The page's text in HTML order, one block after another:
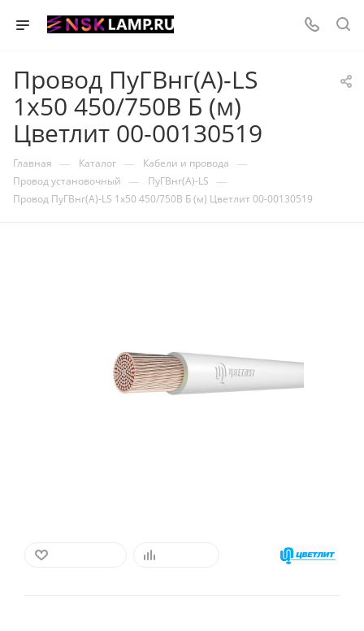
Провод ПуГВнг(А)-LS
1х50 450/750В Б (м)
Цветлит 00-00130519
Главная — Каталог — Кабели и провода —
Провод установочный — ПуГВнг(А)-LS —
Провод ПуГВнг(А)-LS 1х50 450/750В Б (м) Цветлит 00-00130519